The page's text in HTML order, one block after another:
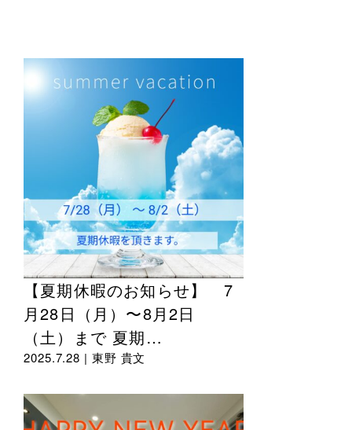
【夏期休暇のお知らせ】 7
月28日（月）〜8月2日
（土）まで 夏期…
2025.7.28 | 東野 貴文